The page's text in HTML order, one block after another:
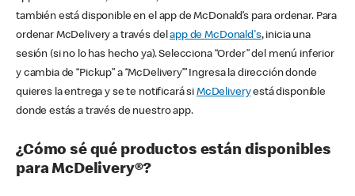
también está disponible en el app de McDonald’s para ordenar. Para
ordenar McDelivery a través delapp de McDonald's, inicia una
sesión (si no lo has hecho ya). Selecciona “Order” del menú inferior
y cambia de “Pickup” a “McDelivery’” Ingresa la dirección donde
quieres la entrega y se te notificará si McDeliveryestá disponible
donde estás a través de nuestro app.
¿Cómo sé qué productos están disponibles
para McDelivery®?